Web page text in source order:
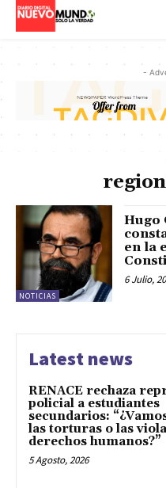
-
NOTICIAS
Hugo
en la
6 Julio,
Latest news
RENACE rechaza
policial a estudiantes
secundarios:
las torturas o las
derechos humanos?”
5 Agosto, 2026